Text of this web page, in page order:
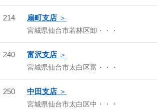
214 扇町支店
宮城県仙台市若林区卸・・・
240 富沢支店
宮城県仙台市太白区富・・・
250 中田支店
宮城県仙台市太白区中・・・